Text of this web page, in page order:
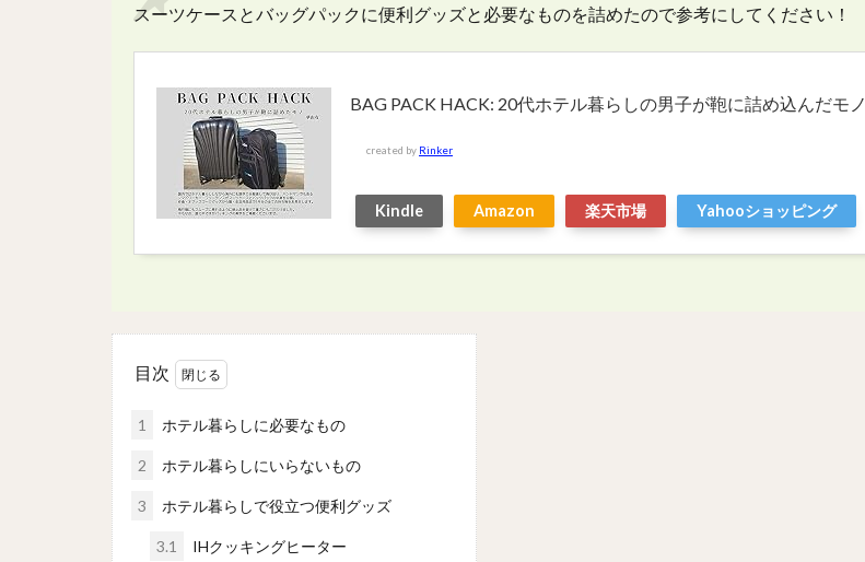
スーツケースとバッグパックに便利グッズと必要なものを詰めたので参考にしてください！
BAG PACK HACK: 20代ホテル暮らしの男子が鞄に詰め込んだモノ
created by Rinker
Kindle Amazon 楽天市場 Yahooショッピング
目次
1 ホテル暮らしに必要なもの
2 ホテル暮らしにいらないもの
3 ホテル暮らしで役立つ便利グッズ
3.1 IHクッキングヒーター